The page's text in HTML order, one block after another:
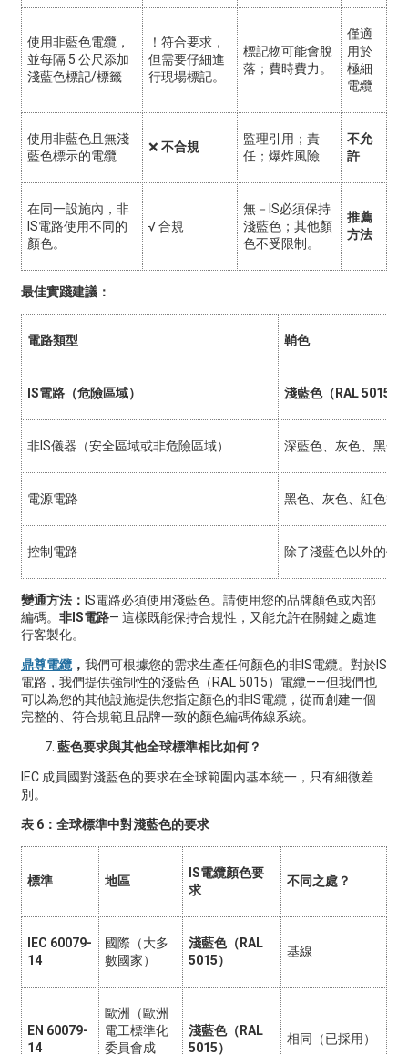
使用非藍色電纜，
並每隔 5 公尺添加
淺藍色標記/標籤
！ 符合要求，
但需要仔細進
行現場標記。
標記物可能會脫
落；費時費力。
僅適
用於
極細
電纜
使用非藍色且無淺
藍色標示的電纜
❌ 不合規
監理引用；責
任；爆炸風險
不允
許
在同一設施內，非
IS電路使用不同的
顏色。
√合規
無－IS必須保持
淺藍色；其他顏
色不受限制。
推薦
方法
最佳實踐建議：
電路類型 鞘色
IS電路（危險區域） 淺藍色（RAL 5015）
非IS儀器（安全區域或非危險區域） 深藍色、灰色、黑色
電源電路 黑色、灰色、紅色等
控制電路 除了淺藍色以外的任
變通方法： IS電路必須使用淺藍色。請使用您的品牌顏色或內部
編碼。 非IS電路— 這樣既能保持合規性，又能允許在關鍵之處進
行客製化。
鼎尊電纜， 我們可根據您的需求生產任何顏色的非IS電纜。對於IS
電路，我們提供強制性的淺藍色（RAL 5015）電纜——但我們也
可以為您的其他設施提供您指定顏色的非IS電纜，從而創建一個
完整的、符合規範且品牌一致的顏色編碼佈線系統。
藍色要求與其他全球標準相比如何？
IEC 成員國對淺藍色的要求在全球範圍內基本統一，只有細微差
別。
表 6：全球標準中對淺藍色的要求
標準 地區
IS電纜顏色要
求
不同之處？
IEC 60079-
14
國際（大多
數國家）
淺藍色（RAL
5015）
基線
EN 60079-
14
歐洲（歐洲
電工標準化
委員會成
淺藍色（RAL
5015）
相同（已採用）